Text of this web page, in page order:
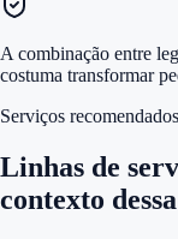
A combinação entre
costuma transformar
Serviços recomendados
Linhas de
contexto